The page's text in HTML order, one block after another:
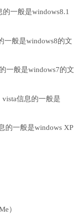
一般是windows8.1
一般是windows8的文
一般是windows7的文
信息的一般是
的一般是windows XP
）